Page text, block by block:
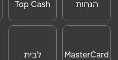
הנחות
לאטרקציות
Top Cash
MasterCard
לבית